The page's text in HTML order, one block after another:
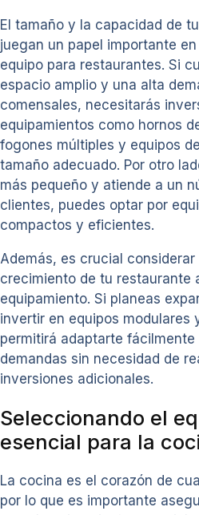
El tamaño y la capacidad de
juegan un papel importante
equipo para restaurantes. Si
espacio amplio y una alta
comensales, necesitarás
equipamientos como hornos
fogones múltiples y equipos
tamaño adecuado. Por otro
más pequeño y atiende a un
clientes, puedes optar por
compactos y eficientes.
Además, es crucial
crecimiento de tu restaurante
equipamiento. Si planeas
invertir en equipos modulares
permitirá adaptarte fácilmente
demandas sin necesidad de
inversiones adicionales.
Seleccionando el
esencial para la
La cocina es el corazón de
por lo que es importante